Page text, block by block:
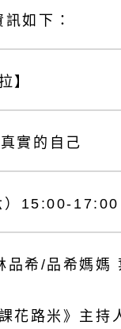
如下：
】
實的自己
）15:00-
品希/品希媽媽
花路米》主持